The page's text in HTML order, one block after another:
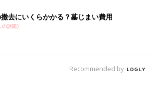
去にいくらかかる？墓じまい費用
の話題)
Recommended by